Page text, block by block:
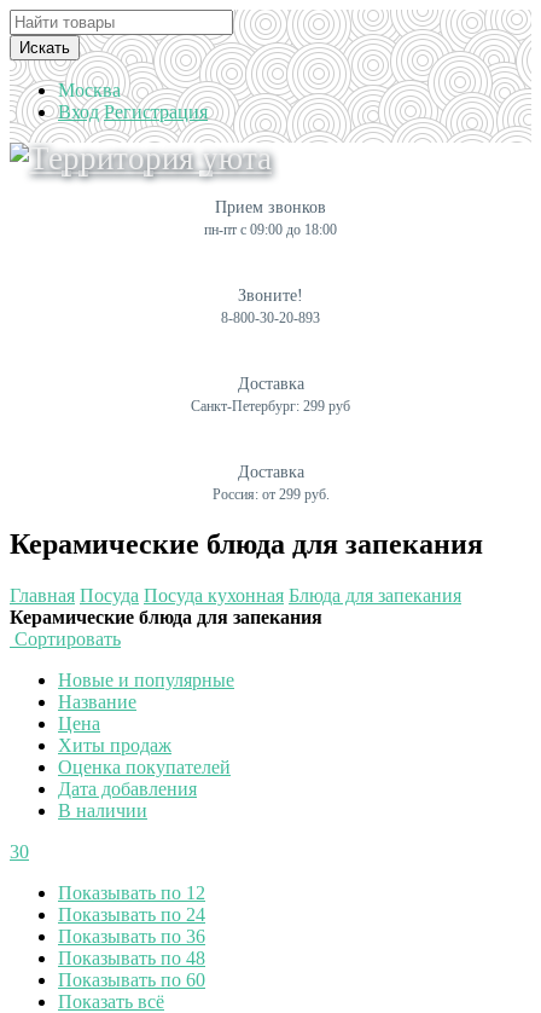
Искать
Москва
Вход Регистрация
Керамические блюда для запекания
Главная Посуда Посуда кухонная Блюда для запекания
Керамические блюда для запекания
Сортировать
Новые и популярные
Название
Цена
Хиты продаж
Оценка покупателей
Дата добавления
В наличии
30
Показывать по 12
Показывать по 24
Показывать по 36
Показывать по 48
Показывать по 60
Показать всё